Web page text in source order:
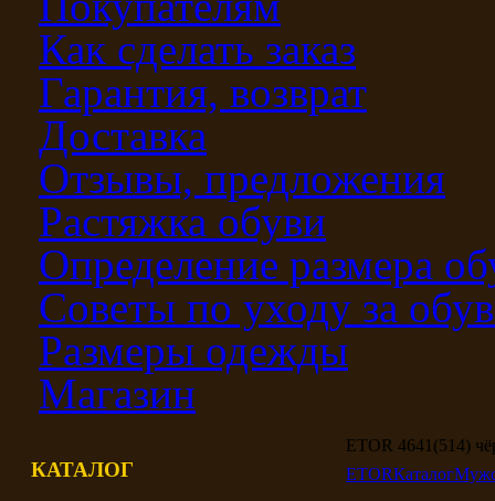
Как сделать заказ
Гарантия, возврат
Доставка
Отзывы, предложения
Растяжка обуви
Определение размера
Советы по уходу за
Размеры одежды
Магазин
КАТАЛОГ
ETOR 4641(514)
ETORКаталог